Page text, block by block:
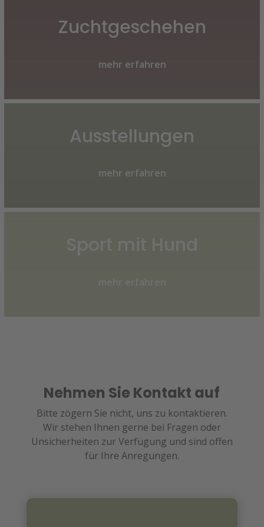
Zuchtgeschehen
mehr erfahren
Ausstellungen
mehr erfahren
Sport mit Hund
mehr erfahren
Nehmen Sie Kontakt auf
Bitte zögern Sie nicht, uns zu kontaktieren.
Wir stehen Ihnen gerne bei Fragen oder
Unsicherheiten zur Verfügung und sind offen
für Ihre Anregungen.